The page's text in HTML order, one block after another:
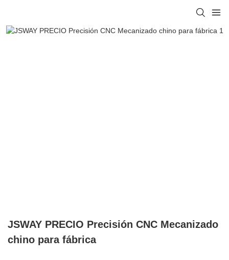
JSWAY PRECIO Precisión CNC Mecanizado
chino para fábrica